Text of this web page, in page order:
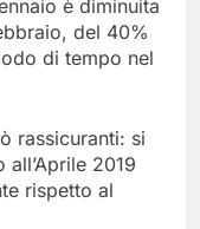
è diminuita
del 40%
di tempo nel
rassicuranti: si
2019
rispetto al